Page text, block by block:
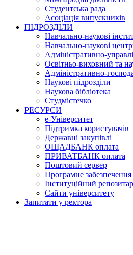
Студентська рада
Асоціація випускників
ПІДРОЗДІЛИ
Навчально-наукові
Навчально-наукові
Адміністративно-
Освітньо-виховний та
Адміністративно-
Наукові підрозділи
Наукова бібліотека
Студмістечко
РЕСУРСИ
е-Університет
Підтримка користувачів
Державні закупівлі
ОЩАДБАНК оплата
ПРИВАТБАНК оплата
Поштовий сервер
Програмне забезпечення
Інституційний
Сайти університету
Запитати у ректора